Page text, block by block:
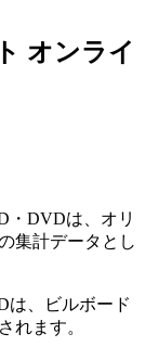
オンライ
・DVDは、オリ
集計データとし
は、ビルボード
れます。